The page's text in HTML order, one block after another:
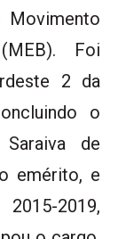
Movimento
Foi
2 da
o
de
emérito, e
2019,